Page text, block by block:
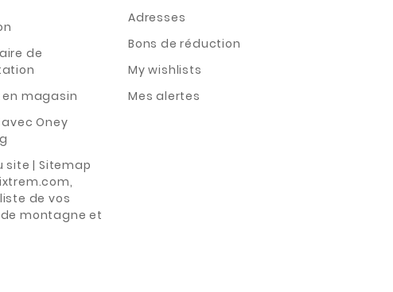
de
magasin
avec Oney
site | Sitemap
de vos
montagne et
Adresses
Bons de réduction
My wishlists
Mes alertes